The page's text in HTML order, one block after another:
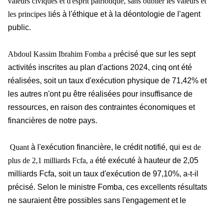
les principes liés à l'éthique et à la déontologie de l'agent
public.
Abdoul Kassim Ibrahim Fomba a précisé que sur les sept
activités inscrites au plan d'actions 2024, cinq ont été
réalisées, soit un taux d'exécution physique de 71,42% et
les autres n'ont pu être réalisées pour insuffisance de
ressources, en raison des contraintes économiques et
financières de notre pays.
Quant à l'exécution financière, le crédit notifié, qui est de
plus de 2,1 milliards Fcfa, a été exécuté à hauteur de 2,05
milliards Fcfa, soit un taux d'exécution de 97,10%, a-t-il
précisé. Selon le ministre Fomba, ces excellents résultats
ne sauraient être possibles sans l'engagement et le